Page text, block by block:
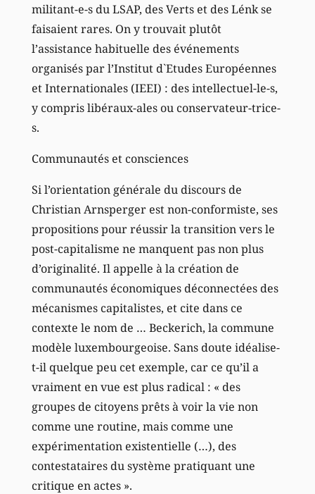
militant-e-s du LSAP, des Verts et des Lénk se
faisaient rares. On y trouvait plutôt
l’assistance habituelle des événements
organisés par l’Institut d`Etudes Européennes
et Internationales (IEEI) : des intellectuel-le-s,
y compris libéraux-ales ou conservateur-trice-
s.
Communautés et consciences
Si l’orientation générale du discours de
Christian Arnsperger est non-conformiste, ses
propositions pour réussir la transition vers le
post-capitalisme ne manquent pas non plus
d’originalité. Il appelle à la création de
communautés économiques déconnectées des
mécanismes capitalistes, et cite dans ce
contexte le nom de … Beckerich, la commune
modèle luxembourgeoise. Sans doute idéalise-
t-il quelque peu cet exemple, car ce qu’il a
vraiment en vue est plus radical : « des
groupes de citoyens prêts à voir la vie non
comme une routine, mais comme une
expérimentation existentielle (…), des
contestataires du système pratiquant une
critique en actes ».